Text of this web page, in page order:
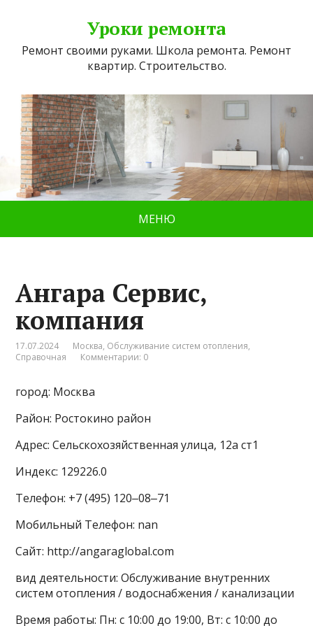
Уроки ремонта
Ремонт своими руками. Школа ремонта. Ремонт
квартир. Строительство.
МЕНЮ
Ангара Сервис,
компания
17.07.2024 Москва, Обслуживание систем отопления,
Справочная
Комментарии: 0
город: Москва
Район: Ростокино район
Адрес: Сельскохозяйственная улица, 12а ст1
Индекс: 129226.0
Телефон: +7 (495) 120‒08‒71
Мобильный Телефон: nan
Сайт: http://angaraglobal.com
вид деятельности: Обслуживание внутренних
систем отопления / водоснабжения / канализации
Время работы: Пн: с 10:00 до 19:00, Вт: с 10:00 до